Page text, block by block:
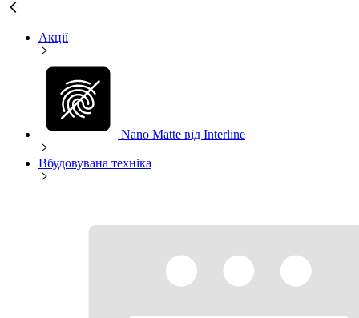
Акції
Nano Matte від Interline
Вбудовувана техніка